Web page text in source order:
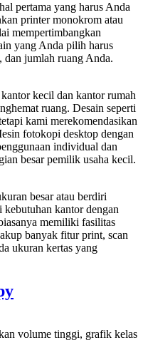
pertama yang harus Anda
printer monokrom atau
mempertimbangkan
yang Anda pilih harus
dan jumlah ruang Anda.
kecil dan kantor rumah
ruang. Desain seperti
kami merekomendasikan
fotokopi desktop dengan
individual dan
besar pemilik usaha kecil.
besar atau berdiri
kantor dengan
memiliki fasilitas
banyak fitur print, scan
ukuran kertas yang
volume tinggi, grafik kelas